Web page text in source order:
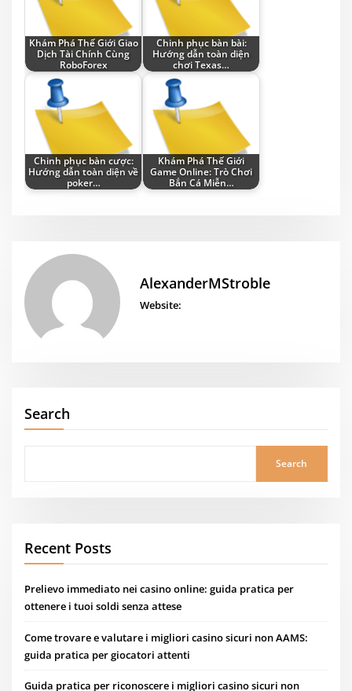
Khám Phá Thế Giới Giao
Dịch Tài Chính Cùng
RoboForex
Chinh phục bàn bài:
Hướng dẫn toàn diện
chơi Texas…
Chinh phục bàn cược:
Hướng dẫn toàn diện về
poker…
Khám Phá Thế Giới
Game Online: Trò Chơi
Bắn Cá Miễn…
AlexanderMStroble
Website:
Search
Search
Recent Posts
Prelievo immediato nei casino online: guida pratica per
ottenere i tuoi soldi senza attese
Come trovare e valutare i migliori casino sicuri non AAMS:
guida pratica per giocatori attenti
Guida pratica per riconoscere i migliori casino sicuri non